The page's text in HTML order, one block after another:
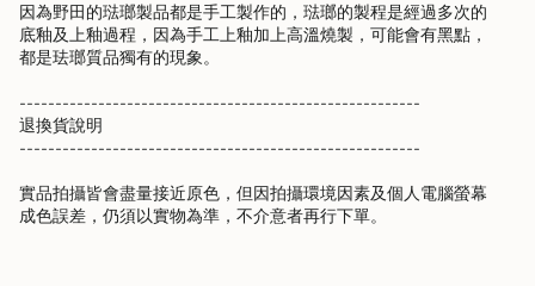
因為野田的琺瑯製品都是手工製作的，琺瑯的製程是經過多次的
底釉及上釉過程，因為手工上釉加上高溫燒製，可能會有黑點，
都是珐瑯質品獨有的現象。
--------------------------------------------------------
退換貨說明
--------------------------------------------------------
實品拍攝皆會盡量接近原色，但因拍攝環境因素及個人電腦螢幕
成色誤差，仍須以實物為準，不介意者再行下單。